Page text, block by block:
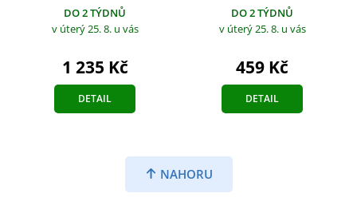
DO 2 TÝDNŮ
v úterý 25. 8. u vás
1 235 Kč
DETAIL
DO 2 TÝDNŮ
v úterý 25. 8. u vás
459 Kč
DETAIL
NAHORU